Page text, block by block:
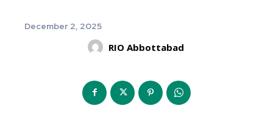
December 2, 2025
RIO Abbottabad